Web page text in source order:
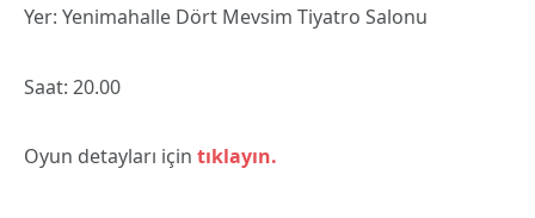
Yer: Yenimahalle Dört Mevsim Tiyatro Salonu
Saat: 20.00
Oyun detayları için tıklayın.